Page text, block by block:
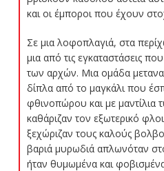
και οι έμποροι που έχουν
Σε μια λοφοπλαγιά, στα
μια από τις εγκαταστάσεις
των αρχών. Μια ομάδα
δίπλα από το μαγκάλι που
φθινοπώρου και με μαντίλια
καθάριζαν τον εξωτερικό
ξεχώριζαν τους καλούς
βαριά μυρωδιά απλωνόταν
ήταν θυμωμένα και